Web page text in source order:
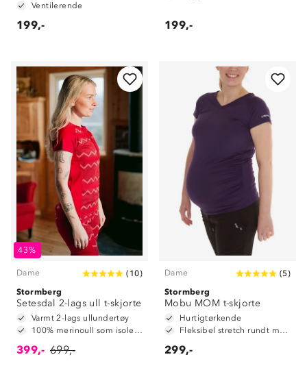
Ventilerende
199,- 199,-
43%
Dame ( 10)
Stormberg
Setesdal 2-lags ull t-skjorte
Varmt 2-lags ullundertøy
100% merinoull som isolerende ytterlag
399,- 699,-
Dame (5)
Stormberg
Mobu MOM t-skjorte
Hurtigtørkende
Fleksibel stretch rundt mage
299,-